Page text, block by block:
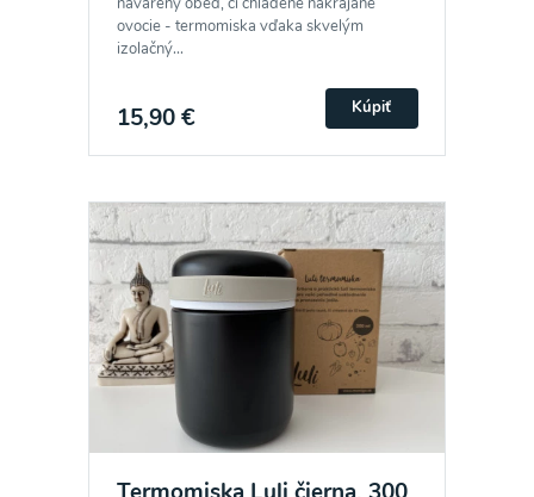
ovocie - termomiska vďaka skvelým
izolačný...
15,90 € Kúpiť